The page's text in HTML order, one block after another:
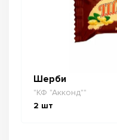
Шерби
"КФ "Акконд""
2 шт